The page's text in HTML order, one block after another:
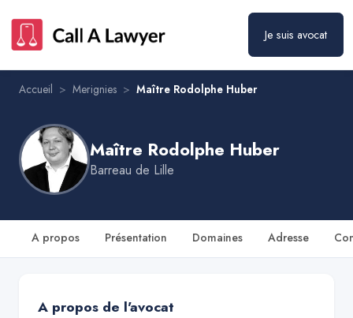
Je suis avocat
Accueil > Merignies > Maître Rodolphe Huber
Maître Rodolphe Huber
Barreau de Lille
A propos Présentation Domaines Adresse
A propos de l'avocat